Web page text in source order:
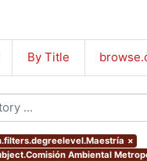
By Title
×
Ambiental